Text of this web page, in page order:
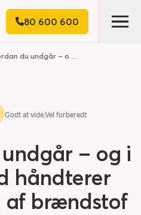
80 600 600
Hvordan du undgår – og i værste fald håndterer fejltankning af brændstof
Godt at vide,Vel forberedt
– og i
håndterer
af brændstof